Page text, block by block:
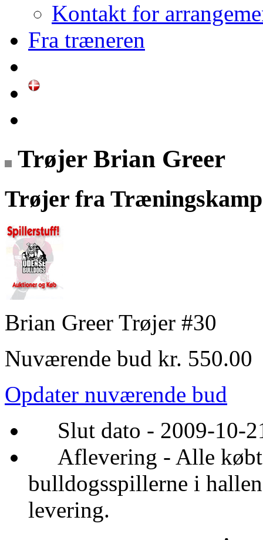
Kontakt for
Fra træneren
Trøjer Brian Greer
Trøjer fra
Brian Greer Trøjer #30
Nuværende bud kr. 550.00
Opdater nuværende bud
Slut dato - 2009-10-
Aflevering - Alle
bulldogsspillerne i
levering.